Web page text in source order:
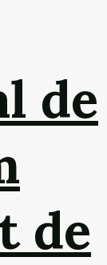
de
de